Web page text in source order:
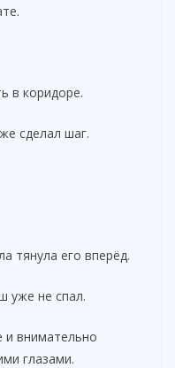
в коридоре.
сделал шаг.
тянула его вперёд.
уже не спал.
и внимательно
глазами.